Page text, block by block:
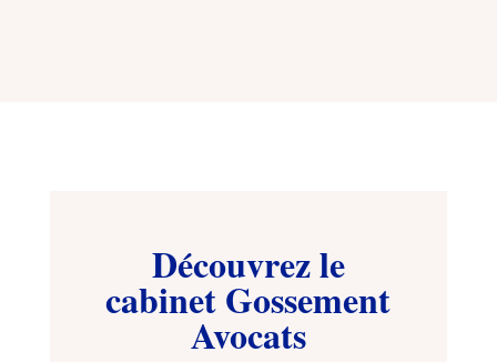
Découvrez le
cabinet Gossement
Avocats